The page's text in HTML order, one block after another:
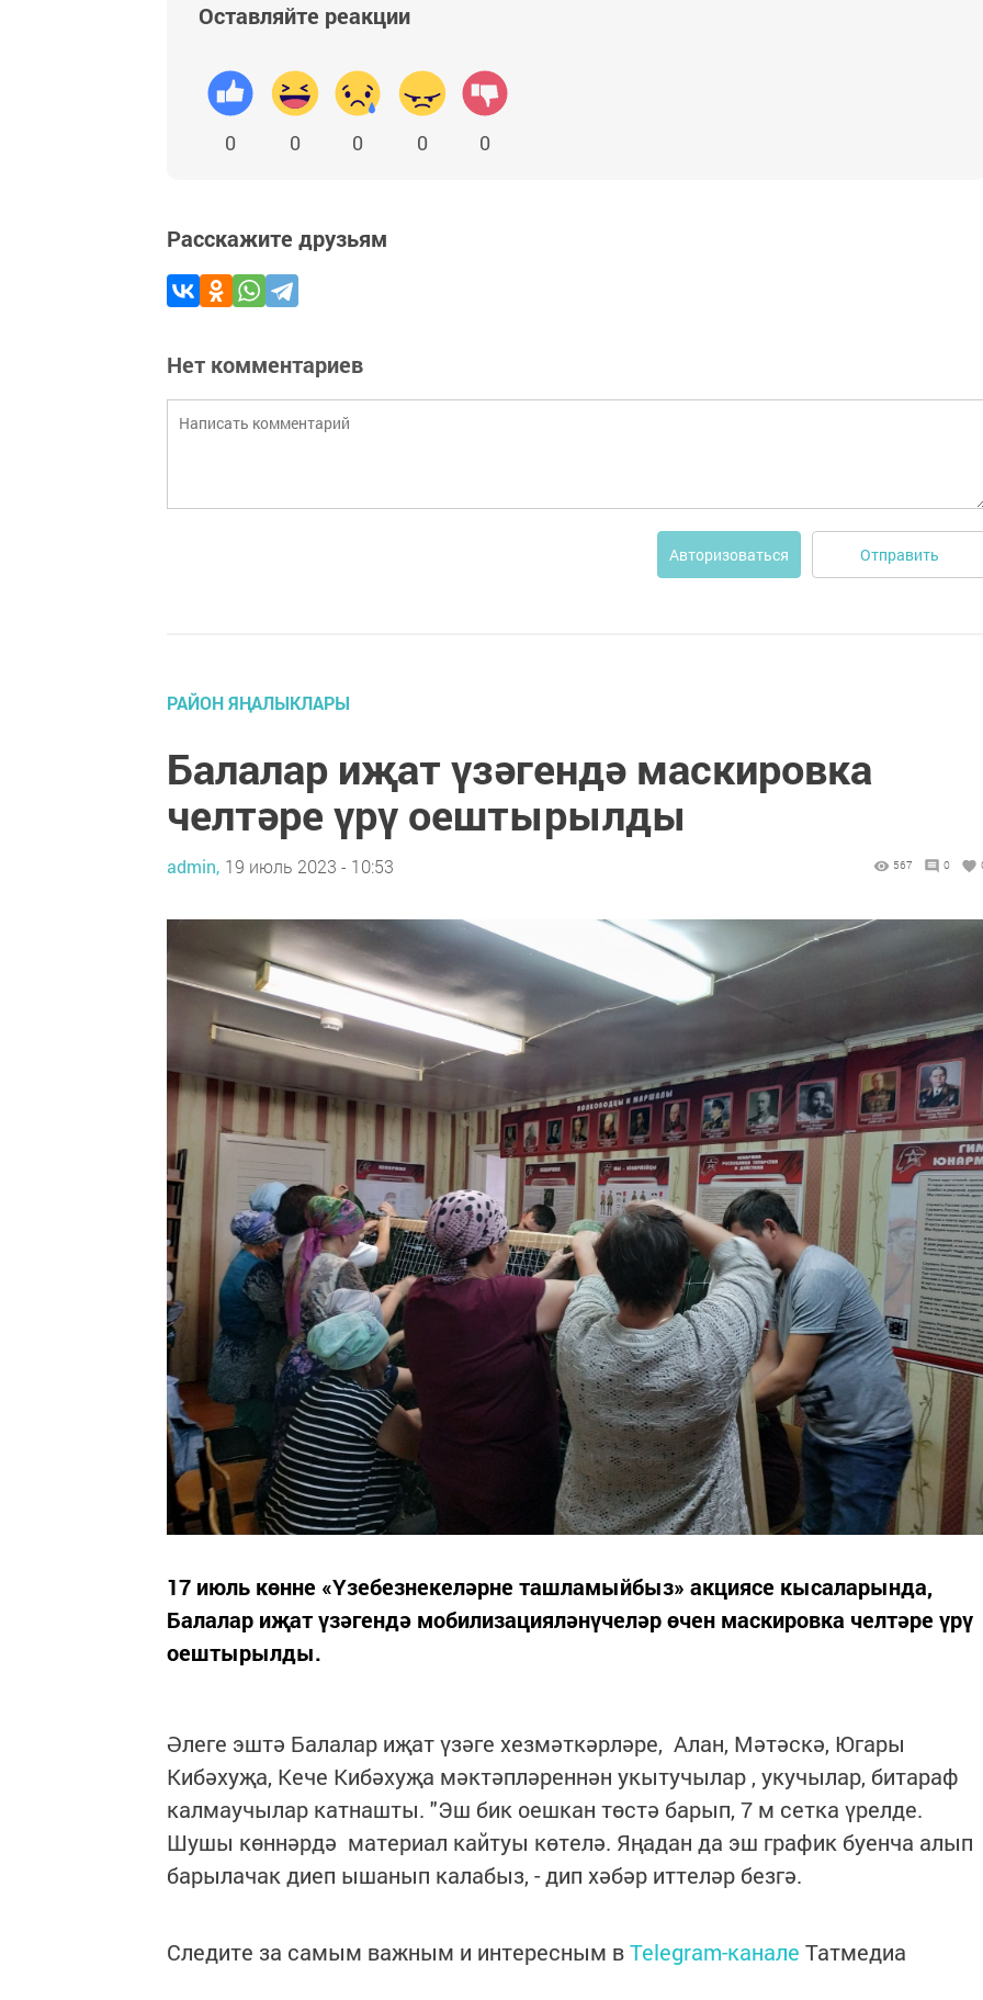
Оставляйте реакции
0 0 0 0 0
Расскажите друзьям
Нет комментариев
Авторизоваться Отправить
РАЙОН ЯҢАЛЫКЛАРЫ
Балалар иҗат үзәгендә маскировка
челтәре үрү оештырылды
admin, 19 июль 2023 - 10:53 567 0
17 июль көнне «Үзебезнекеләрне ташламыйбыз» акциясе кысаларында,
Балалар иҗат үзәгендә мобилизацияләнүчеләр өчен маскировка челтәре үрү
оештырылды.
Әлеге эштә Балалар иҗат үзәге хезмәткәрләре, Алан, Мәтәскә, Югары
Кибәхуҗа, Кече Кибәхуҗа мәктәпләреннән укытучылар , укучылар, битараф
калмаучылар катнашты. "Эш бик оешкан төстә барып, 7 м сетка үрелде.
Шушы көннәрдә материал кайтуы көтелә. Яңадан да эш график буенча алып
барылачак диеп ышанып калабыз, - дип хәбәр иттеләр безгә.
Следите за самым важным и интересным вTelegram-канале Татмедиа